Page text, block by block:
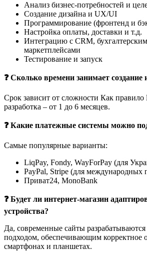
Анализ бизнес-потребностей и
Создание дизайна и UX/UI
Программирование (фронтенд и
Настройка оплаты, доставки и т.д.
Интеграцию с CRM,
маркетплейсами
Тестирование и запуск
❓ Сколько времени занимает создание
Срок зависит от сложности Как
разработка – от 1 до 6 месяцев.
❓ Какие платежные системы можно
Самые популярные варианты:
LiqPay, Fondy, WayForPay (для
PayPal, Stripe (для международных
Приват24, MonoBank
❓ Будет ли интернет-магазин
устройства?
Да, современные сайты
подходом, обеспечивающим корректное
смартфонах и планшетах.